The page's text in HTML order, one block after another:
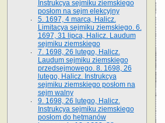
Instrukcya sejmiku ziemskiego
posłom na sejm elekcyjny
5. 1697, 4 marca, Halicz.
Limitacya sejmiku ziemskiego. 6.
1697, 31 lipca, Halicz. Laudum
sejmiku ziemskiego
7. 1698, 26 lutego, Halicz.
Laudum sejmiku ziemskiego
przedsejmowego. 8. 1698, 26
lutego, Halicz. Instrukcya
sejmiku ziemskiego posłom na
sejm walny
9. 1698, 26 lutego, Halicz.
Instrukcya sejmiku ziemskiego
posłom do hetmanów